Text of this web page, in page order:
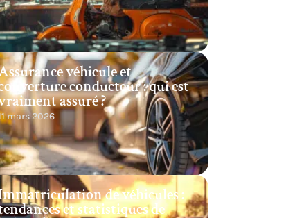
véhicule et
conducteur : qui est
assuré ?
mars 2026
de véhicules :
et statistiques de